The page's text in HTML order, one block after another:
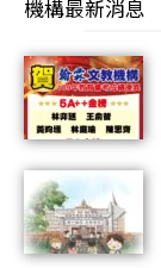
機構最新消息